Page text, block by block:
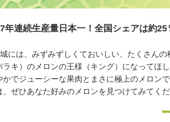
年連続生産量日本一！全国シェアは約25
には、みずみずしくておいしい、たくさんの
ラキ）のメロンの王様（キング）になってほ
でジューシーな果肉とまさに極上のメロンで
ぜひあなた好みのメロンを見つけてみてくだ